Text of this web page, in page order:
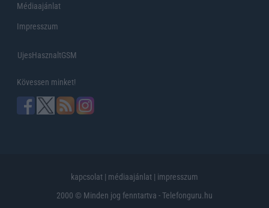
Médiaajánlat
Impresszum
UjesHasznaltGSM
Kövessen minket!
kapcsolat | médiaajánlat | impresszum
2000 © Minden jog fenntartva - Telefonguru.hu